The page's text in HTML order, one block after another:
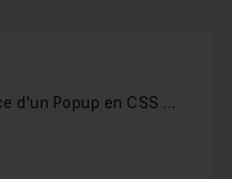
d'un Popup en CSS et